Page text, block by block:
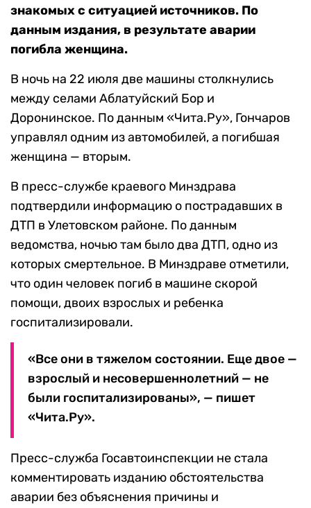
знакомых с ситуацией источников. По
данным издания, в результате аварии
погибла женщина.
В ночь на 22 июля две машины столкнулись
между селами Аблатуйский Бор и
Доронинское. По данным «Чита.Ру», Гончаров
управлял одним из автомобилей, а погибшая
женщина — вторым.
В пресс-службе краевого Минздрава
подтвердили информацию о пострадавших в
ДТП в Улетовском районе. По данным
ведомства, ночью там было два ДТП, одно из
которых смертельное. В Минздраве отметили,
что один человек погиб в машине скорой
помощи, двоих взрослых и ребенка
госпитализировали.
«Все они в тяжелом состоянии. Еще двое —
взрослый и несовершеннолетний — не
были госпитализированы», — пишет
«Чита.Ру».
Пресс-служба Госавтоинспекции не стала
комментировать изданию обстоятельства
аварии без объяснения причины и